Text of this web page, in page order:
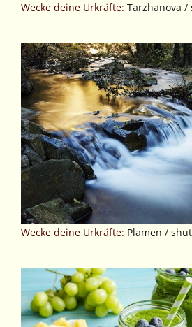
Wecke deine Urkräfte: Tarzhanova /
Wecke deine Urkräfte: Plamen /